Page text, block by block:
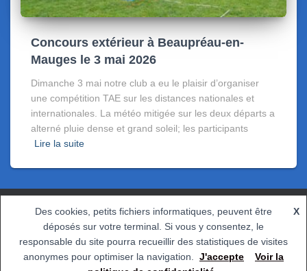
Concours extérieur à Beaupréau-en-
Mauges le 3 mai 2026
Dimanche 3 mai notre club a eu le plaisir d’organiser
une compétition TAE sur les distances nationales et
internationales. La météo mitigée sur les deux départs a
alterné pluie dense et grand soleil; les participants
Lire la suite
CONTACT POLITIQUE DE CONFIDENTIALITÉ
Hestia | Développé parThemeIsle
Des cookies, petits fichiers informatiques, peuvent être
déposés sur votre terminal. Si vous y consentez, le
responsable du site pourra recueillir des statistiques de visites
anonymes pour optimiser la navigation.
X
J'accepte
Voir la